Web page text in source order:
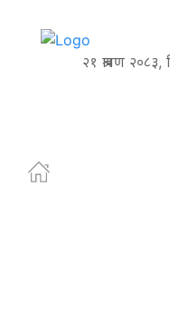
२१ श्रावण